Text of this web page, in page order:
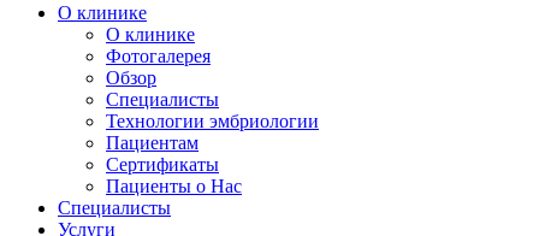
О клинике
О клинике
Фотогалерея
Обзор
Специалисты
Технологии эмбриологии
Пациентам
Сертификаты
Пациенты о Нас
Специалисты
Услуги